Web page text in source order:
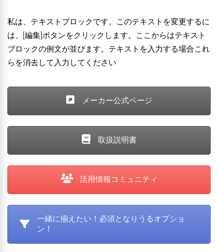
私は、テキストブロックです。このテキストを変更するに
は、[編集]ボタンをクリックします。ここからはテキスト
ブロックの例文が並びます。テキストを入力する場合これ
らを消去して入力してください
メーカー公式ページ
取扱説明書
活用情報コミュニティ
一緒に揃えたい！必須となりうるオプショ
ン！